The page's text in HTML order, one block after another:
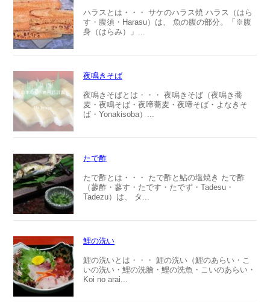
ハラスとは・・・ サケのハラス焼 ハラス（はら
す・腹須・Harasu）は、 魚の腹の部分。「※腹
身（はらみ）」...
夜鳴きそば
夜鳴きそばとは・・・ 夜鳴きそば（夜鳴き蕎
麦・夜鳴そば・夜啼蕎麦・夜啼そば・よなきそ
ば・Yonakisoba）...
たで酢
たで酢とは・・・ たで酢と鮎の塩焼き たで酢
（蓼酢・蓼す・たです・たでず・Tadesu・
Tadezu）は、 タ...
鯉の洗い
鯉の洗いとは・・・ 鯉の洗い（鯉のあらい・こ
いの洗い・鯉の洗膾・鯉の洗魚・こいのあらい・
Koi no arai...